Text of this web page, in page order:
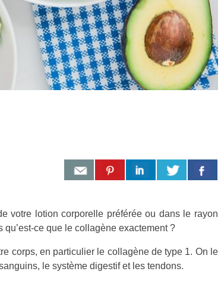
votre lotion corporelle préférée ou dans le rayon
ce que le collagène exactement ?
corps, en particulier le collagène de type 1. On le
le système digestif et les tendons.